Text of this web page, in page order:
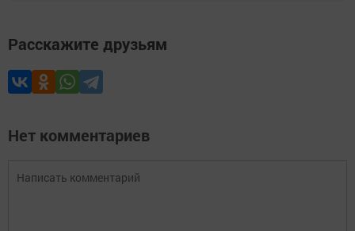
Расскажите друзьям
Нет комментариев